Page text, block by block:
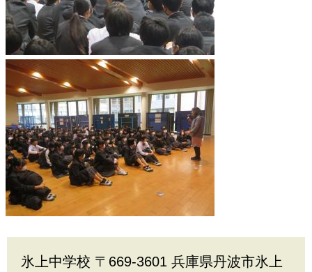
氷上中学校 〒669-3601 兵庫県丹波市氷上